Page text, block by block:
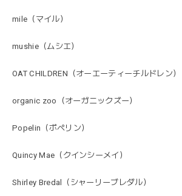
mile（マイル）
mushie（ムシエ）
OAT CHILDREN（オーエーティーチルドレン）
organic zoo（オーガニックズー）
Popelin（ポペリン）
Quincy Mae（クインシーメイ）
Shirley Bredal（シャーリーブレダル）